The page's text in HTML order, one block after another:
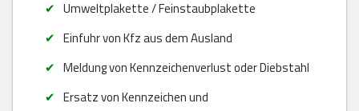
Umweltplakette / Feinstaubplakette
Einfuhr von Kfz aus dem Ausland
Meldung von Kennzeichenverlust oder Diebstahl
Ersatz von Kennzeichen und